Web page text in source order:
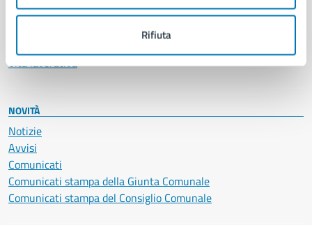
Rifiuta
Imprese e commercio
Salute, benessere e assistenza
Vita lavorativa
NOVITÀ
Notizie
Avvisi
Comunicati
Comunicati stampa della Giunta Comunale
Comunicati stampa del Consiglio Comunale